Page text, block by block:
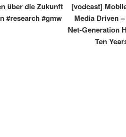
über die Zukunft
#research #gmw
[vodcast]
Media Driven
Net-Generation
Ten